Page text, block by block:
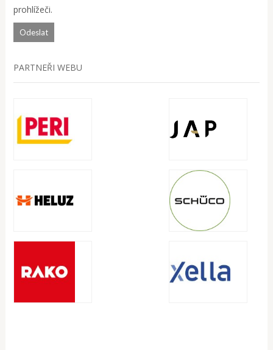
prohlížeči.
PARTNEŘI WEBU